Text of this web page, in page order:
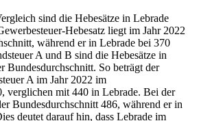
sind die Hebesätze in Lebrade
Hebesatz liegt im Jahr 2022
während er in Lebrade bei 370
A und B sind die Hebesätze in
Bundesdurchschnitt. So beträgt der
A im Jahr 2022 im
verglichen mit 440 in Lebrade. Bei der
Bundesdurchschnitt 486, während er in
deutet darauf hin, dass Lebrade im